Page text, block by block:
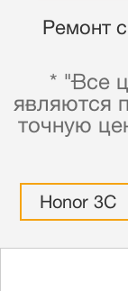
Ремонт
* "Все
являются
точную
Honor 3C